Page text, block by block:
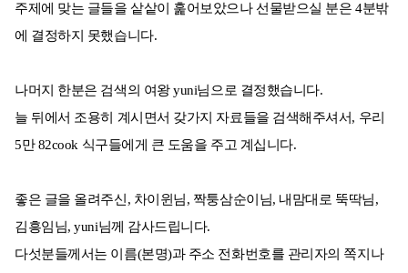
주제에 맞는 글들을 샅샅이 훑어보았으나 선물받으실 분은 4분밖
에 결정하지 못했습니다.
나머지 한분은 검색의 여왕 yuni님으로 결정했습니다.
늘 뒤에서 조용히 계시면서 갖가지 자료들을 검색해주셔서, 우리
5만 82cook 식구들에게 큰 도움을 주고 계십니다.
좋은 글을 올려주신, 차이윈님, 짝퉁삼순이님, 내맘대로 뚝딱님,
김흥임님, yuni님께 감사드립니다.
다섯분들께서는 이름(본명)과 주소 전화번호를 관리자의 쪽지나